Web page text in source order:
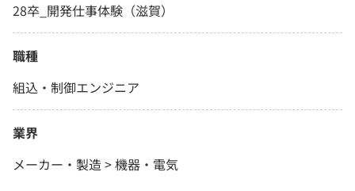
28卒_開発仕事体験（滋賀）
職種
組込・制御エンジニア
業界
メーカー・製造 > 機器・電気